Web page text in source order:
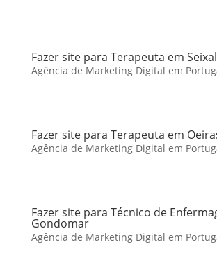
Fazer site para Terapeuta em Seixal
Agência de Marketing Digital em
Fazer site para Terapeuta em
Agência de Marketing Digital em
Fazer site para Técnico de
Gondomar
Agência de Marketing Digital em